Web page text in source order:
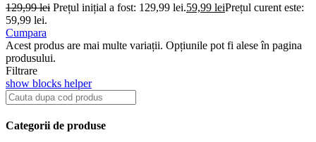
129,99lei Prețul inițial a fost: 129,99 lei.59,99 leiPrețul curent este:
59,99 lei.
Cumpara
Acest produs are mai multe variații. Opțiunile pot fi alese în pagina
produsului.
Filtrare
show blocks helper
Categorii de produse